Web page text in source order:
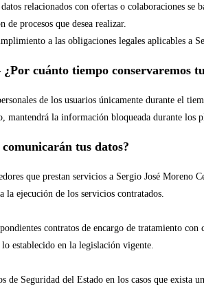
relacionados con ofertas o colaboraciones
procesos que desea realizar.
a las obligaciones legales aplicables a
cuánto tiempo conservaremos
de los usuarios únicamente durante el
mantendrá la información bloqueada durante los
tus datos?
que prestan servicios a Sergio José
la ejecución de los servicios contratados.
contratos de encargo de tratamiento
establecido en la legislación vigente.
de Seguridad del Estado en los casos que exista